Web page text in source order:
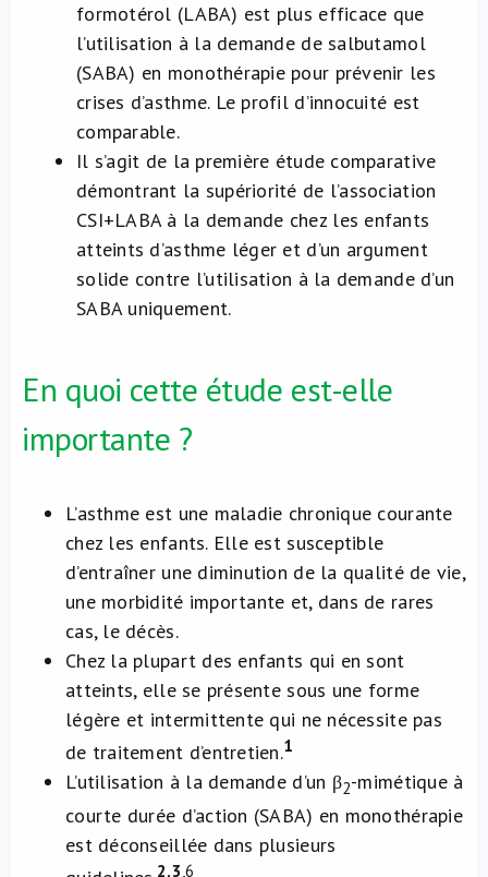
formotérol (LABA) est plus efficace que
l’utilisation à la demande de salbutamol
(SABA) en monothérapie pour prévenir les
crises d’asthme. Le profil d’innocuité est
comparable.
Il s’agit de la première étude comparative
démontrant la supériorité de l’association
CSI+LABA à la demande chez les enfants
atteints d’asthme léger et d’un argument
solide contre l’utilisation à la demande d’un
SABA uniquement.
En quoi cette étude est-elle
importante ?
L’asthme est une maladie chronique courante
chez les enfants. Elle est susceptible
d’entraîner une diminution de la qualité de vie,
une morbidité importante et, dans de rares
cas, le décès.
Chez la plupart des enfants qui en sont
atteints, elle se présente sous une forme
légère et intermittente qui ne nécessite pas
de traitement d’entretien.1
L’utilisation à la demande d’un β2-mimétique à
courte durée d’action (SABA) en monothérapie
est déconseillée dans plusieurs
2,3 ,6